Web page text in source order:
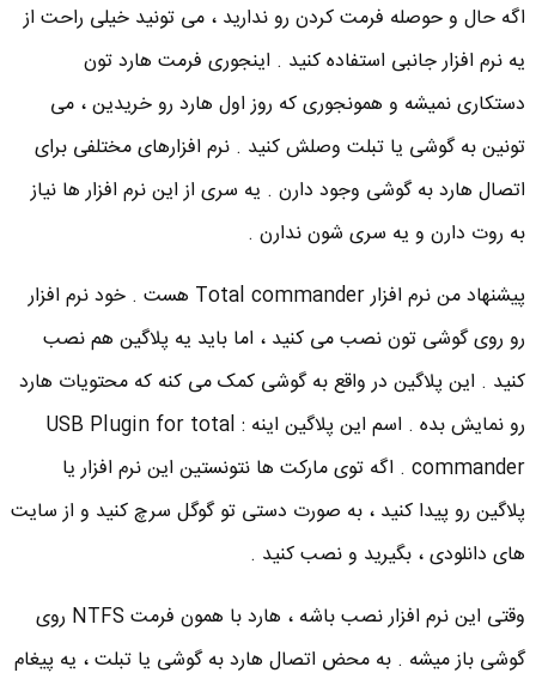
اگه حال و حوصله فرمت کردن رو ندارید ، می تونید خیلی راحت از
یه نرم افزار جانبی استفاده کنید . اینجوری فرمت هارد تون
دستکاری نمیشه و همونجوری که روز اول هارد رو خریدین ، می
تونین به گوشی یا تبلت وصلش کنید . نرم افزارهای مختلفی برای
اتصال هارد به گوشی وجود دارن . یه سری از این نرم افزار ها نیاز
به روت دارن و یه سری شون ندارن .
پیشنهاد من نرم افزار Total commander هست . خود نرم افزار
رو روی گوشی تون نصب می کنید ، اما باید یه پلاگین هم نصب
کنید . این پلاگین در واقع به گوشی کمک می کنه که محتویات هارد
رو نمایش بده . اسم این پلاگین اینه : USB Plugin for total
commander . اگه توی مارکت ها نتونستین این نرم افزار یا
پلاگین رو پیدا کنید ، به صورت دستی تو گوگل سرچ کنید و از سایت
های دانلودی ، بگیرید و نصب کنید .
وقتی این نرم افزار نصب باشه ، هارد با همون فرمت NTFS روی
گوشی باز میشه . به محض اتصال هارد به گوشی یا تبلت ، یه پیغام